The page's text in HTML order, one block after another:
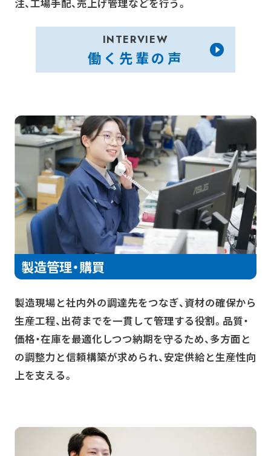
注、工場手配、売上げ管理などを行う。
INTERVIEW
働く先輩の声
製造管理・購買
製造現場と社内外の調達先をつなぎ、資材の確保から
生産工程、出荷までを一貫して管理する役割。品質・
価格・在庫を最適化しつつ納期を守るため、多方面と
の調整力と信頼構築が求められ、安定供給と生産性向
上を支える。